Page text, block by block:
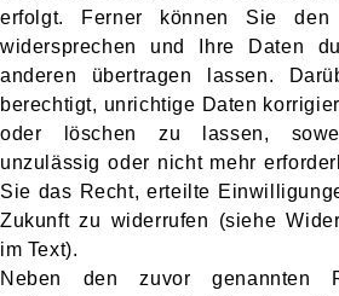
erfolgt. Ferner können Sie den
widersprechen und Ihre Daten
anderen übertragen lassen.
berechtigt, unrichtige Daten
oder löschen zu lassen,
unzulässig oder nicht mehr
Sie das Recht, erteilte
Zukunft zu widerrufen (siehe
im Text).
Neben den zuvor genannten